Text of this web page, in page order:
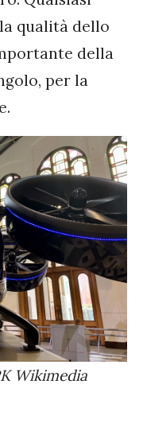
qualità dello
della
per la
Wikimedia